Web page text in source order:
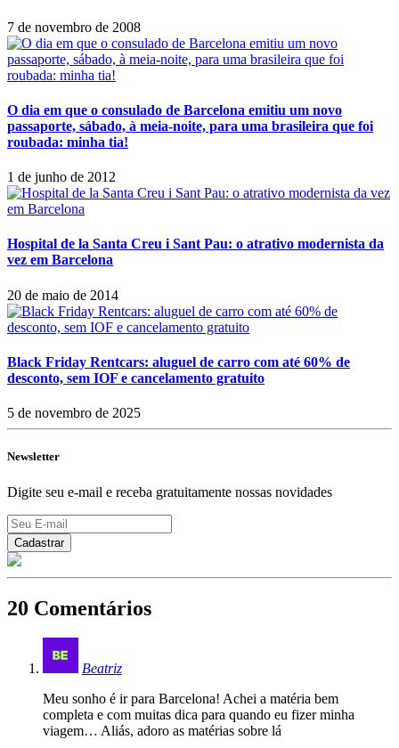
7 de novembro de 2008
O dia em que o consulado de Barcelona emitiu um novo
passaporte, sábado, à meia-noite, para uma brasileira que foi
roubada: minha tia!
1 de junho de 2012
Hospital de la Santa Creu i Sant Pau: o atrativo modernista da
vez em Barcelona
20 de maio de 2014
Black Friday Rentcars: aluguel de carro com até 60% de
desconto, sem IOF e cancelamento gratuito
5 de novembro de 2025
Newsletter
Digite seu e-mail e receba gratuitamente nossas novidades
20 Comentários
Beatriz
Meu sonho é ir para Barcelona! Achei a matéria bem
completa e com muitas dica para quando eu fizer minha
viagem… Aliás, adoro as matérias sobre lá